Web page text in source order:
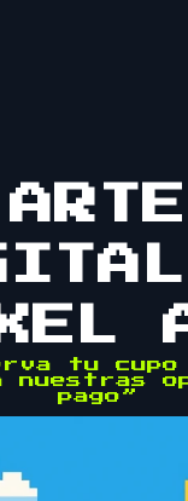
ARTE
tu cupo
nuestras
pago”